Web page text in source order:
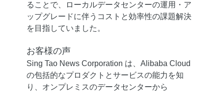
ることで、ローカルデータセンターの運用・ア
ップグレードに伴うコストと効率性の課題解決
を目指していました。
お客様の声
Sing Tao News Corporation は、Alibaba Cloud
の包括的なプロダクトとサービスの能力を知
り、オンプレミスのデータセンターから